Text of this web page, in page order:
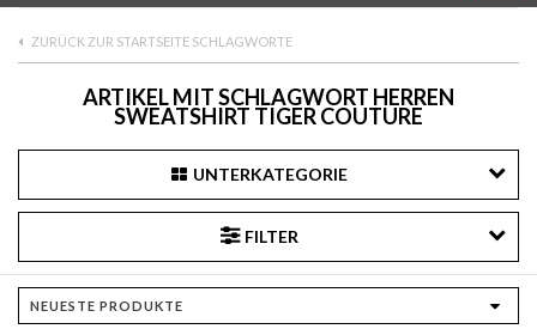
ZURÜCK ZUR STARTSEITE SCHLAGWORTE
ARTIKEL MIT SCHLAGWORT HERREN
SWEATSHIRT TIGER COUTURE
UNTERKATEGORIE
FILTER